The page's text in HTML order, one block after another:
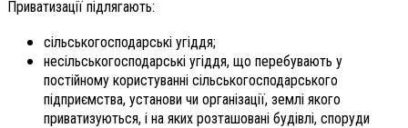
Приватизації підлягають:
сільськогосподарські угіддя;
несільськогосподарські угіддя, що перебувають у
постійному користуванні сільськогосподарського
підприємства, установи чи організації, землі якого
приватизуються, і на яких розташовані будівлі, споруди